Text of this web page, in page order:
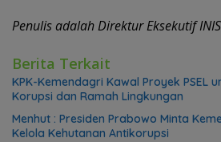
Penulis adalah Direktur Eksekutif
Berita Terkait
KPK-Kemendagri Kawal Proyek PSEL
Korupsi dan Ramah Lingkungan
Menhut : Presiden Prabowo Minta
Kelola Kehutanan Antikorupsi